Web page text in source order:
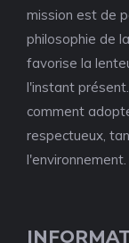
mission est de
philosophie de
favorise la
l'instant
comment
respectueux,
l'environnement.